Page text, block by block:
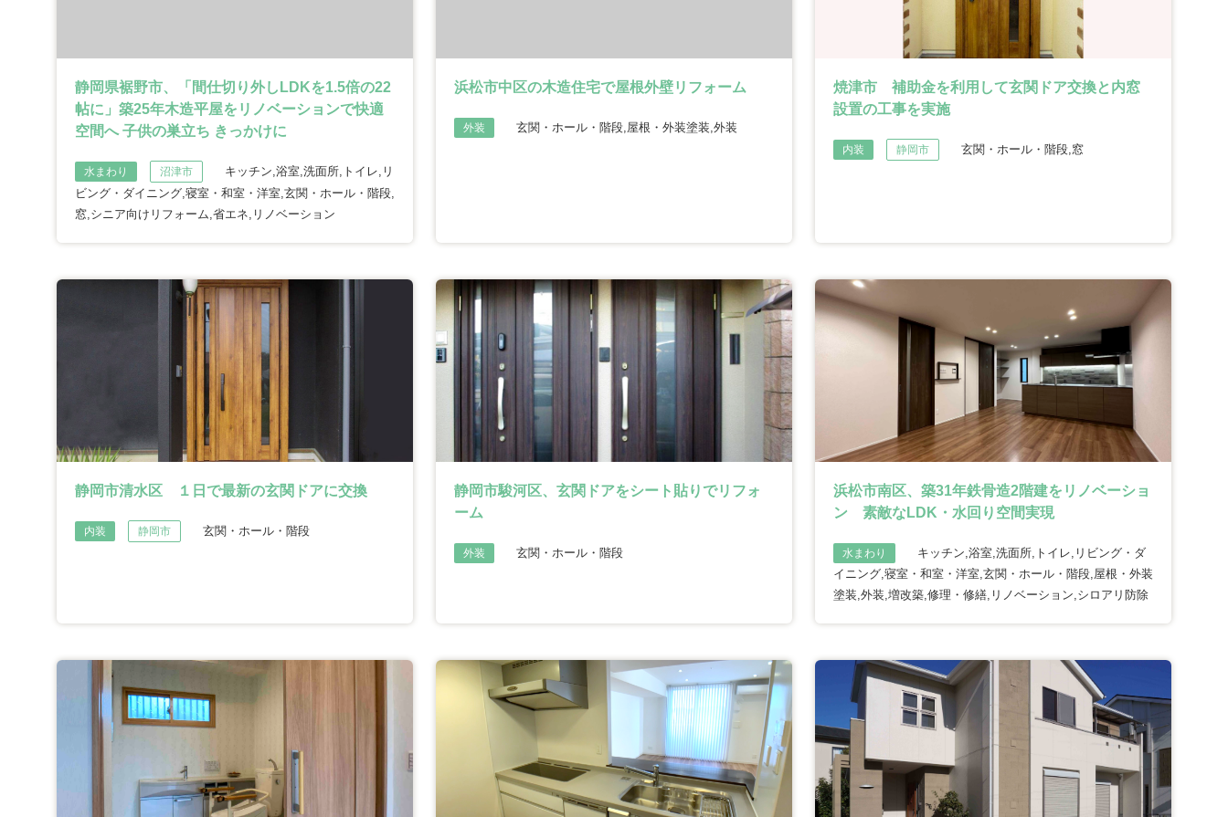
静岡県裾野市、「間仕切り外しLDKを1.5倍の22
帖に」築25年木造平屋をリノベーションで快適
空間へ 子供の巣立ち きっかけに
水まわり 沼津市
キッチン,浴室,洗面所,トイレ,リ
ビング・ダイニング,寝室・和室・洋室,玄関・ホール・階段,
窓,シニア向けリフォーム,省エネ,リノベーション
浜松市中区の木造住宅で屋根外壁リフォーム
外装 玄関・ホール・階段,屋根・外装塗装,外装
焼津市 補助金を利用して玄関ドア交換と内窓
設置の工事を実施
内装 静岡市 玄関・ホール・階段,窓
静岡市清水区 １日で最新の玄関ドアに交換
内装 静岡市 玄関・ホール・階段
静岡市駿河区、玄関ドアをシート貼りでリフォ
ーム
外装 玄関・ホール・階段
浜松市南区、築31年鉄骨造2階建をリノベーショ
ン 素敵なLDK・水回り空間実現
水まわり
キッチン,浴室,洗面所,トイレ,リビング・ダ
イニング,寝室・和室・洋室,玄関・ホール・階段,屋根・外装
塗装,外装,増改築,修理・修繕,リノベーション,シロアリ防除